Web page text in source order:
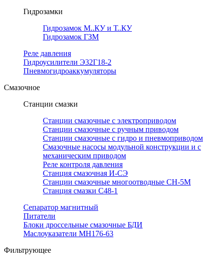
Гидрозамки
Гидрозамок М..КУ и Т..КУ
Гидрозамок ГЗМ
Реле давления
Гидроусилители Э32Г18-2
Пневмогидроаккумуляторы
Смазочное
Станции смазки
Станции смазочные с электроприводом
Станции смазочные с ручным приводом
Станции смазочные с гидро и пневмоприводом
Смазочные насосы модульной конструкции и с
механическим приводом
Реле контроля давления
Станция смазочная И-СЭ
Станции смазочные многоотводные СН-5М
Станция смазки С48-1
Сепаратор магнитный
Питатели
Блоки дроссельные смазочные БДИ
Маслоуказатели МН176-63
Фильтрующее